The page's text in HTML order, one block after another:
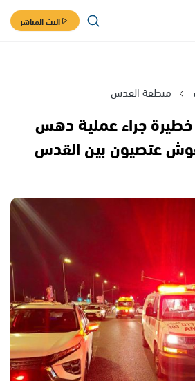
البث المباشر
منطقة القدس
خطيرة جراء عملية دهس
عتصيون بين القدس